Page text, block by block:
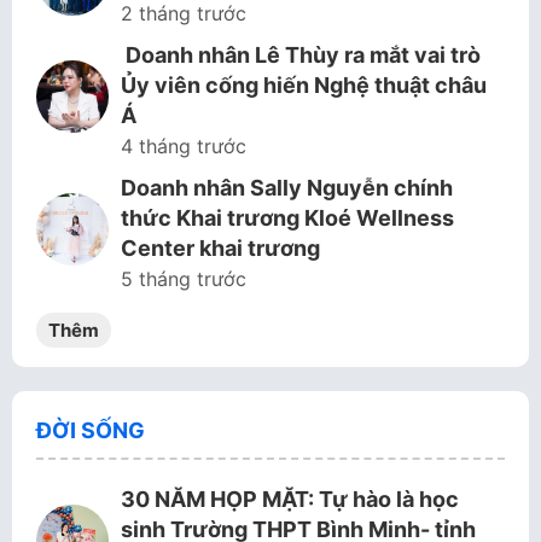
2 tháng trước
Doanh nhân Lê Thùy ra mắt vai trò
Ủy viên cống hiến Nghệ thuật châu
Á
4 tháng trước
Doanh nhân Sally Nguyễn chính
thức Khai trương Kloé Wellness
Center khai trương
5 tháng trước
Thêm
ĐỜI SỐNG
30 NĂM HỌP MẶT: Tự hào là học
sinh Trường THPT Bình Minh- tỉnh